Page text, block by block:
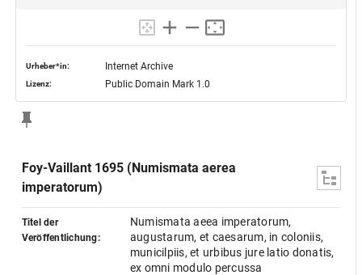
Urheber*in: Internet Archive
Lizenz: Public Domain Mark 1.0
Foy-Vaillant 1695 (Numismata aerea
imperatorum)
Titel der
Veröffentlichung:
Numismata aeea imperatorum,
augustarum, et caesarum, in coloniis,
municilpiis, et urbibus jure latio donatis,
ex omni modulo percussa